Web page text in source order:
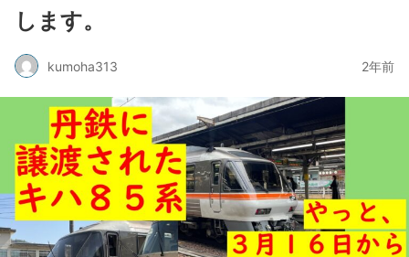
します。
kumoha313 2年前